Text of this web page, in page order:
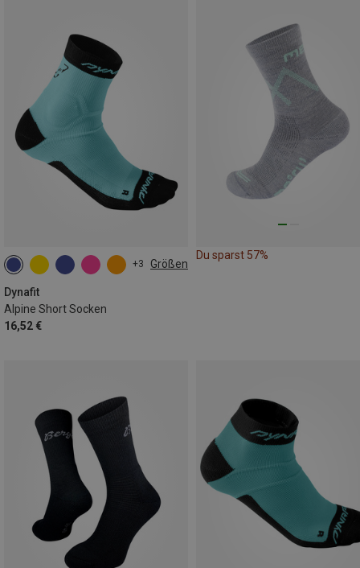
+3 Größen
Dynafit
Alpine Short Socken
16,52 €
35|36|37|38
39|40|41|42
43|44|45|46
Du sparst 57%